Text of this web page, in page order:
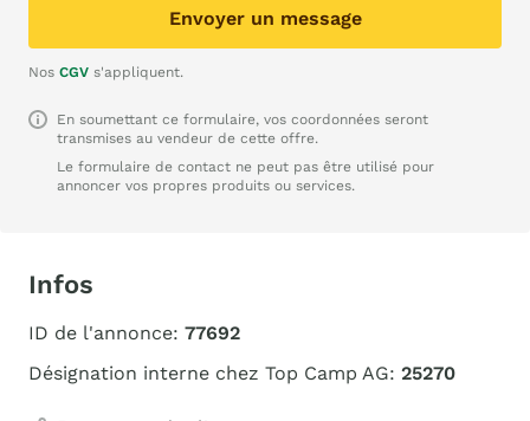
Envoyer un message
Nos CGV s'appliquent.
En soumettant ce formulaire, vos coordonnées seront
transmises au vendeur de cette offre.
Le formulaire de contact ne peut pas être utilisé pour
annoncer vos propres produits ou services.
Infos
ID de l'annonce: 77692
Désignation interne chez Top Camp AG: 25270